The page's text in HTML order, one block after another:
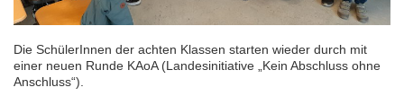
Die SchülerInnen der achten Klassen starten wieder durch mit
einer neuen Runde KAoA (Landesinitiative „Kein Abschluss ohne
Anschluss“).